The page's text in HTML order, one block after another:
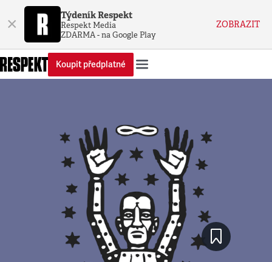
× Týdeník Respekt
Respekt Media
ZDARMA - na Google Play
ZOBRAZIT
Koupit předplatné